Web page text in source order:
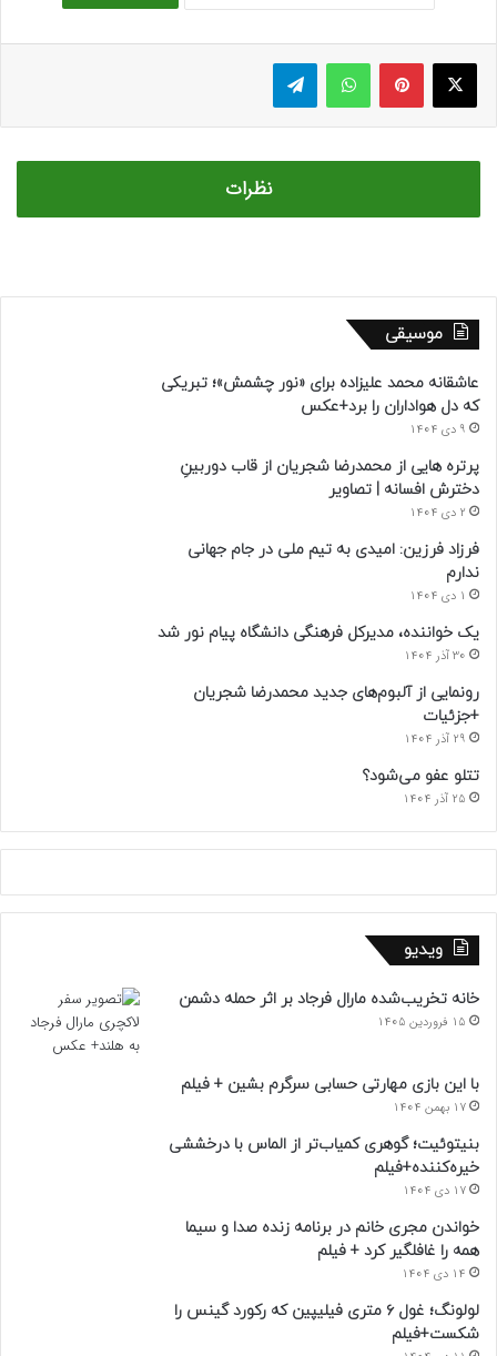
ایکس پینتریستواتس آپ تلگرام
نظرات
موسیقی
عاشقانه محمد علیزاده برای «نور چشمش»؛ تبریکی
که دل هواداران را برد+عکس
9 دی 1404
پرتره هایی از محمدرضا شجریان از قاب دوربینِ
دخترش افسانه | تصاویر
2 دی 1404
فرزاد فرزین: امیدی به تیم ملی در جام جهانی
ندارم
1 دی 1404
یک خواننده، مدیرکل فرهنگی دانشگاه پیام نور شد
30 آذر 1404
رونمایی از آلبوم‌های جدید محمدرضا شجریان
+جزئیات
29 آذر 1404
تتلو عفو می‌شود؟
25 آذر 1404
ویدیو
خانه تخریب‌شده مارال فرجاد بر اثر حمله دشمن
15 فروردین 1405
با این بازی مهارتی حسابی سرگرم بشین + فیلم
17 بهمن 1404
بنیتوئیت؛ گوهری کمیاب‌تر از الماس با درخششی
خیره‌کننده+فیلم
17 دی 1404
خواندن مجری خانم در برنامه زنده صدا و سیما
همه را غافلگیر کرد + فیلم
14 دی 1404
لولونگ؛ غول ۶ متری فیلیپین که رکورد گینس را
شکست+فیلم